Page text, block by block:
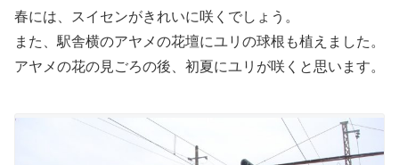
春には、スイセンがきれいに咲くでしょう。
また、駅舎横のアヤメの花壇にユリの球根も植えました。
アヤメの花の見ごろの後、初夏にユリが咲くと思います。